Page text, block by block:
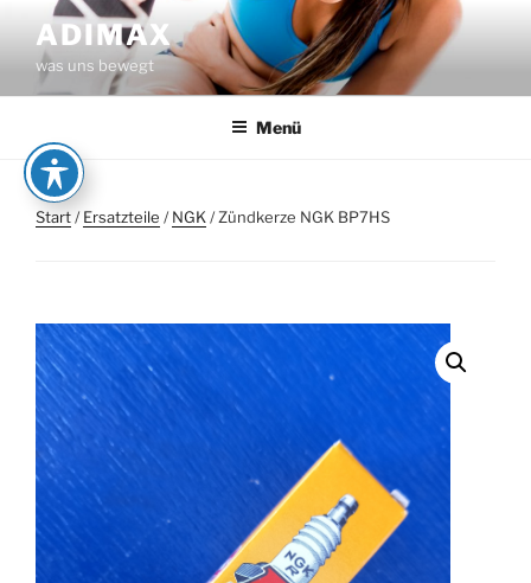
Inhalt
springen
ADIMAX
was uns bewegt
Menü
Start/Ersatzteile /NGK / Zündkerze NGK BP7HS